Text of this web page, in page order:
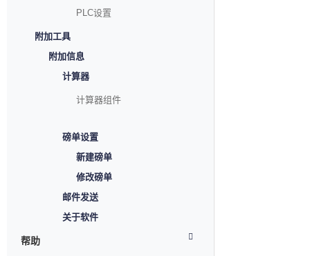
PLC设置
附加工具
附加信息
计算器
计算器组件
磅单设置
新建磅单
修改磅单
邮件发送
关于软件
帮助